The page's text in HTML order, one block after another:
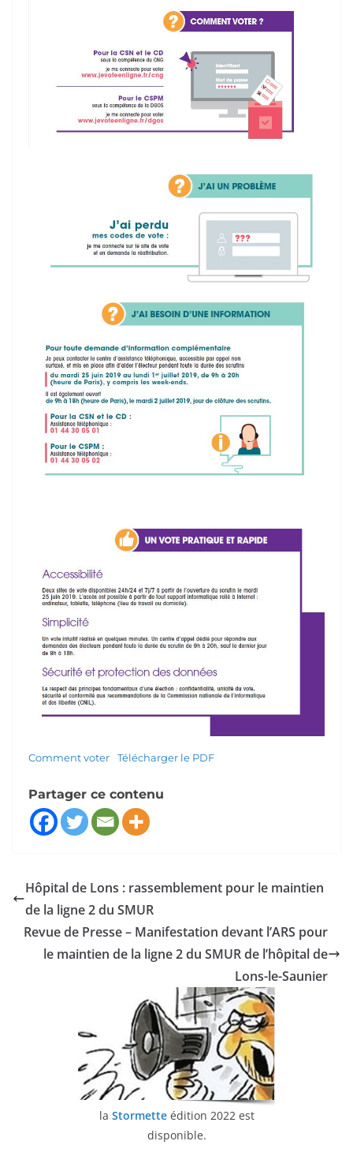
Comment voter Télécharger le PDF
Partager ce contenu
Hôpital de Lons : rassemblement pour le maintien
de la ligne 2 du SMUR
Revue de Presse – Manifestation devant l’ARS pour
le maintien de la ligne 2 du SMUR de l’hôpital de
Lons-le-Saunier
la Stormetteédition 2022 est
disponible.